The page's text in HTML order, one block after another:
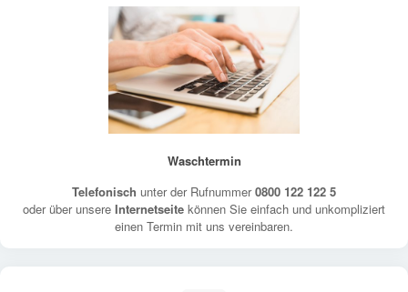
Waschtermin
Telefonisch unter der Rufnummer0800 122 122 5
oder über unsere Internetseite können Sie einfach und unkompliziert
einen Termin mit uns vereinbaren.